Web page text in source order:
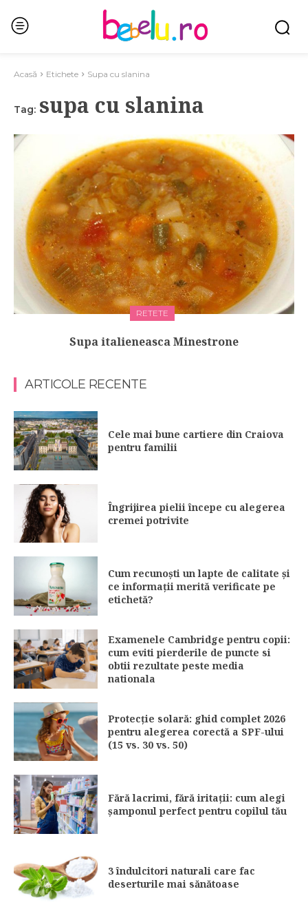
Acasă Etichete Supa cu slanina
Tag: supa cu slanina
RETETE
Supa italieneasca Minestrone
ARTICOLE RECENTE
Cele mai bune cartiere din Craiova
pentru familii
Îngrijirea pielii începe cu alegerea
cremei potrivite
Cum recunoști un lapte de calitate și
ce informații merită verificate pe
etichetă?
Examenele Cambridge pentru copii:
cum eviti pierderile de puncte si
obtii rezultate peste media
nationala
Protecție solară: ghid complet 2026
pentru alegerea corectă a SPF-ului
(15 vs. 30 vs. 50)
Fără lacrimi, fără iritații: cum alegi
șamponul perfect pentru copilul tău
3 îndulcitori naturali care fac
deserturile mai sănătoase